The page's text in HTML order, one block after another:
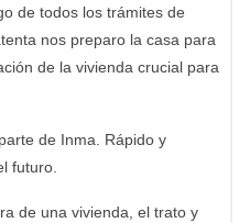
de todos los trámites de
nos preparo la casa para
de la vivienda crucial para
de Inma. Rápido y
futuro.
de una vivienda, el trato y